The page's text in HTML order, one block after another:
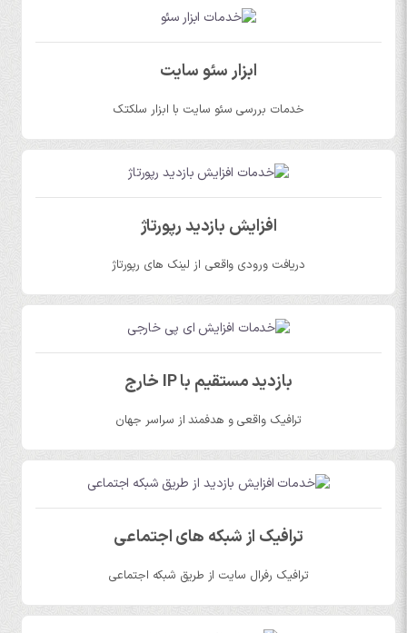
ابزار سئو سایت
خدمات بررسی سئو سایت با ابزار سلکتک
افزایش بازدید رپورتاژ
دریافت ورودی واقعی از لینک های رپورتاژ
بازدید مستقیم با IP خارج
ترافیک واقعی و هدفمند از سراسر جهان
ترافیک از شبکه های اجتماعی
ترافیک رفرال سایت از طریق شبکه اجتماعی